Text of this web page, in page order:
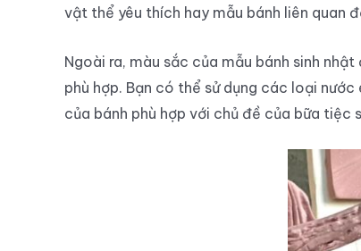
vật thể yêu thích hay mẫu bánh liên quan
Ngoài ra, màu sắc của mẫu bánh sinh
phù hợp. Bạn có thể sử dụng các loại
của bánh phù hợp với chủ đề của bữa tiệc